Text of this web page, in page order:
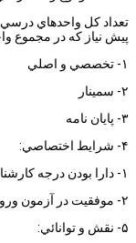
پيش نياز كه در مجموع
۱- تخصصي و اصلي ۲۳ واحد
۲- سمينار ۲ واحد
۳- پايان نامه ۶ واحد
۴- شرايط اختصاصي:
۱- دارا بودن درجه كارشناسي شنوايي
۲- موفقيت در آزمون ورودي طبق ضوابط و مقررات تعيين شده
۵- نقش و توانائي: